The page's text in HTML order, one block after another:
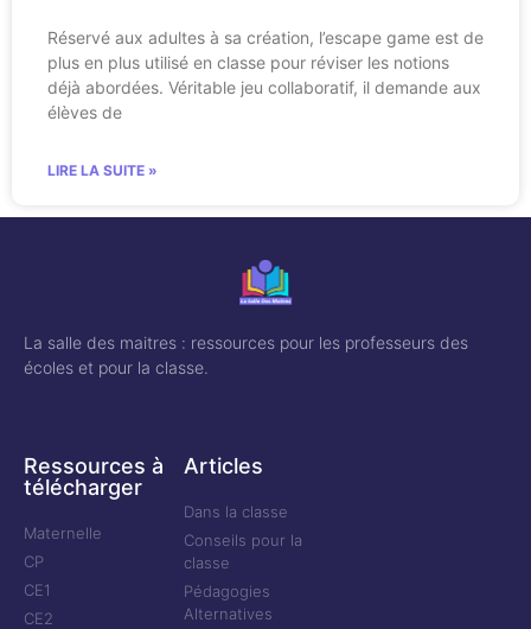
Réservé aux adultes à sa création, l’escape game est de
plus en plus utilisé en classe pour réviser les notions
déjà abordées. Véritable jeu collaboratif, il demande aux
élèves de
LIRE LA SUITE »
La salle des maitres : ressources pour les professeurs des
écoles et pour la classe.
Ressources à
télécharger
Maternelle
CP
CE1
CE2
Articles
Dans la classe
Conseils pour la
classe
Pédagogies
Alternatives